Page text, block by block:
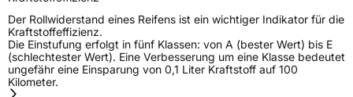
ModellnameRoad AS
FahrzeugartPKW & SUV
Weitere Eigenschaften
Der Rollwiderstand eines Reifens ist ein wichtiger Indikator für die
Kraftstoffeffizienz.
Die Einstufung erfolgt in fünf Klassen: von A (bester Wert) bis E
(schlechtester Wert). Eine Verbesserung um eine Klasse bedeutet
ungefähr eine Einsparung von 0,1 Liter Kraftstoff auf 100
Kilometer.